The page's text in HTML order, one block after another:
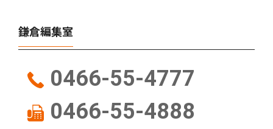
鎌倉編集室
0466-55-4777
0466-55-4888